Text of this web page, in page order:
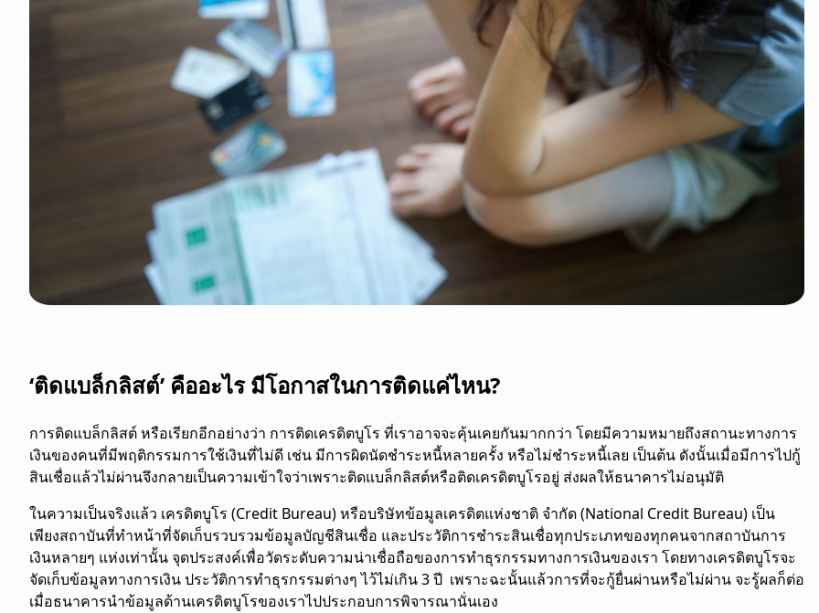
‘ติดแบล็กลิสต์’ คืออะไร มีโอกาสในการติดแค่ไหน?
การติดแบล็กลิสต์ หรือเรียกอีกอย่างว่า การติดเครดิตบูโร ที่เราอาจจะคุ้นเคยกันมากกว่า โดยมีความหมายถึงสถานะทางการ
เงินของคนที่มีพฤติกรรมการใช้เงินที่ไม่ดี เช่น มีการผิดนัดชำระหนี้หลายครั้ง หรือไม่ชำระหนี้เลย เป็นต้น ดังนั้นเมื่อมีการไปกู้
สินเชื่อแล้วไม่ผ่านจึงกลายเป็นความเข้าใจว่าเพราะติดแบล็กลิสต์หรือติดเครดิตบูโรอยู่ ส่งผลให้ธนาคารไม่อนุมัติ
ในความเป็นจริงแล้ว เครดิตบูโร (Credit Bureau) หรือบริษัทข้อมูลเครดิตแห่งชาติ จำกัด (National Credit Bureau) เป็น
เพียงสถาบันที่ทำหน้าที่จัดเก็บรวบรวมข้อมูลบัญชีสินเชื่อ และประวัติการชำระสินเชื่อทุกประเภทของทุกคนจากสถาบันการ
เงินหลายๆ แห่งเท่านั้น จุดประสงค์เพื่อวัดระดับความน่าเชื่อถือของการทำธุรกรรมทางการเงินของเรา โดยทางเครดิตบูโรจะ
จัดเก็บข้อมูลทางการเงิน ประวัติการทำธุรกรรมต่างๆ ไว้ไม่เกิน 3 ปี เพราะฉะนั้นแล้วการที่จะกู้ยื่นผ่านหรือไม่ผ่าน จะรู้ผลก็ต่อ
เมื่อธนาคารนำข้อมูลด้านเครดิตบูโรของเราไปประกอบการพิจารณานั่นเอง